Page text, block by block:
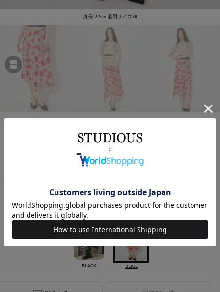
身長167cm 着用サイズ38
￥75,900税込
残りわずか
BLACK BEIGE